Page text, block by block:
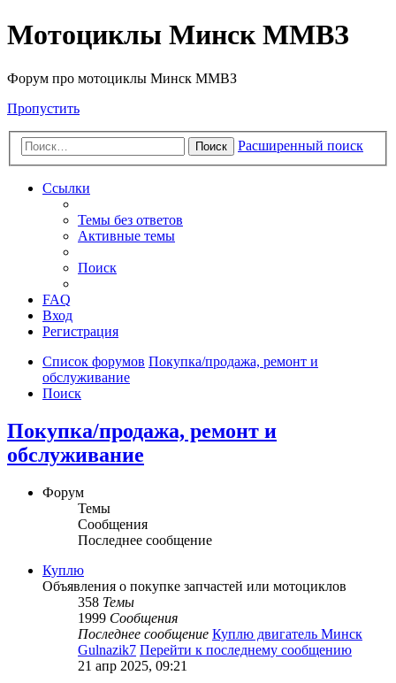
Мотоциклы Минск ММВЗ
Форум про мотоциклы Минск ММВЗ
Пропустить
Поиск Расширенный поиск
Ссылки
Темы без ответов
Активные темы
Поиск
FAQ
Вход
Регистрация
Список форумов Покупка/продажа, ремонт и
обслуживание
Поиск
Покупка/продажа, ремонт и
обслуживание
Форум
Темы
Сообщения
Последнее сообщение
Куплю
Объявления о покупке запчастей или мотоциклов
358 Темы
1999 Сообщения
Последнее сообщение Куплю двигатель Минск
Gulnazik7 Перейти к последнему сообщению
21 апр 2025, 09:21